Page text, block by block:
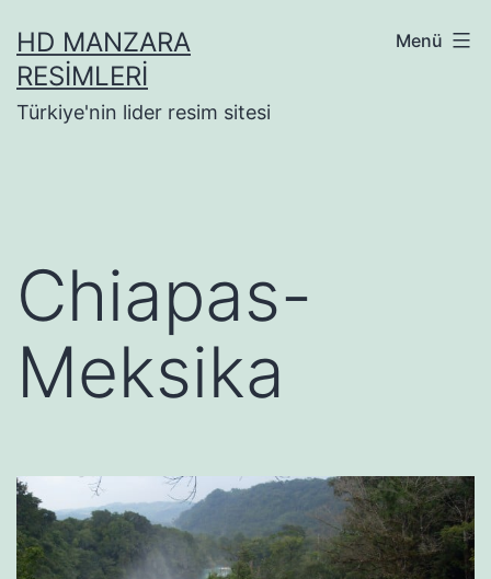
geçHD MANZARA
RESIMLERI
Türkiye'nin lider resim sitesi
Menü
Chiapas-
Meksika